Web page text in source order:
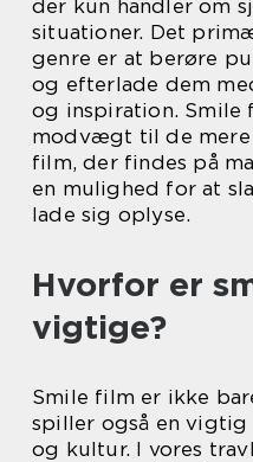
der kun handler om
situationer. Det
genre er at berøre
og efterlade dem
og inspiration. Smile
modvægt til de mere
film, der findes på
en mulighed for at
lade sig oplyse.
Hvorfor er
vigtige?
Smile film er ikke
spiller også en vigtig
og kultur. I vores